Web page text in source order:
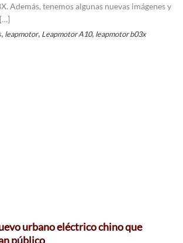
Además, tenemos algunas nuevas imágenes y
, leapmotor, Leapmotor A10, leapmotor b03x
urbano eléctrico chino que
público